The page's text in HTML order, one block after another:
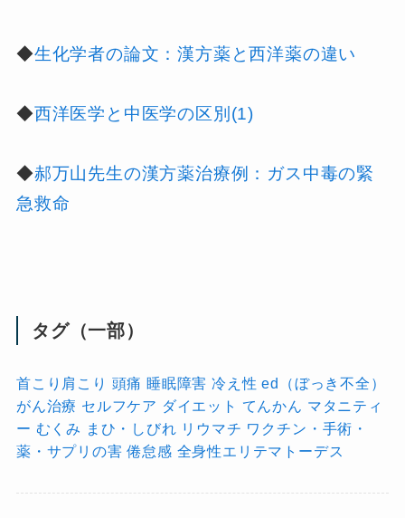
◆生化学者の論文：漢方薬と西洋薬の違い
◆西洋医学と中医学の区別(1)
◆郝万山先生の漢方薬治療例：ガス中毒の緊
急救命
タグ（一部）
首こり肩こり 頭痛 睡眠障害 冷え性 ed（ぼっき不全）
がん治療 セルフケア ダイエット てんかん マタニティ
ー むくみ まひ・しびれ リウマチ ワクチン・手術・
薬・サプリの害 倦怠感 全身性エリテマトーデス